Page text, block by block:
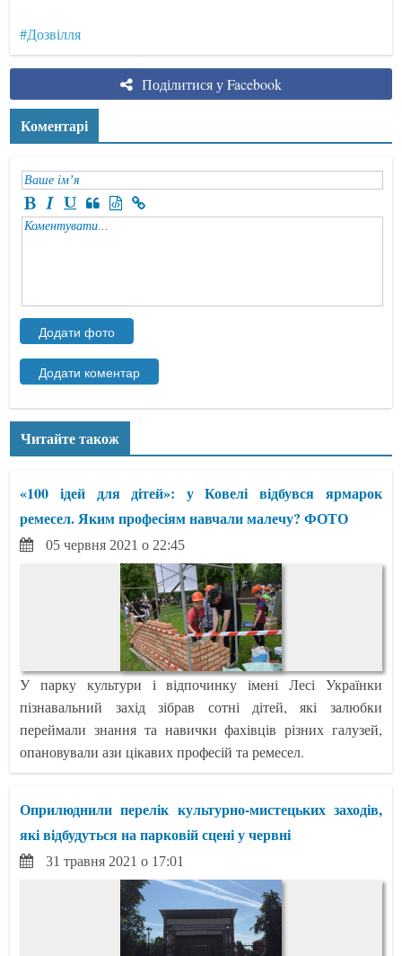
#Дозвілля
Поділитися у Facebook
Коментарі
Читайте також
«100 ідей для дітей»: у Ковелі відбувся ярмарок
ремесел. Яким професіям навчали малечу? ФОТО
05 червня 2021 о 22:45
У парку культури і відпочинку імені Лесі Українки
пізнавальний захід зібрав сотні дітей, які залюбки
переймали знання та навички фахівців різних галузей,
опановували ази цікавих професій та ремесел.
Оприлюднили перелік культурно-мистецьких заходів,
які відбудуться на парковій сцені у червні
31 травня 2021 о 17:01